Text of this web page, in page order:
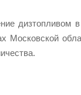
дизтопливом
Московской